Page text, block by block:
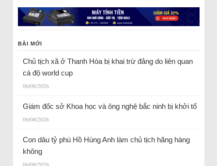
BÀI MỚI
Chủ tịch xã ở Thanh Hóa bị khai trừ đảng do liên quan
cá độ world cup
06/08/2026
Giám đốc sở Khoa học và ông nghệ bắc ninh bị khởi tố
06/08/2026
Con dâu tỷ phú Hồ Hùng Anh làm chủ tịch hãng hàng
không
06/08/2026